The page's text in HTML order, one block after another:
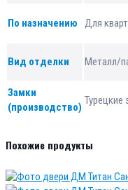
По назначению Для
Вид отделки Металл/
Замки
(производство)
Турецкие
Похожие продукты